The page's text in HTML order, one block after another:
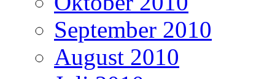
September 2010
August 2010